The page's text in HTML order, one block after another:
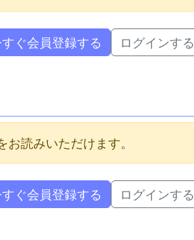
ぐ会員登録する ログインする
読みいただけます。
ぐ会員登録する ログインする